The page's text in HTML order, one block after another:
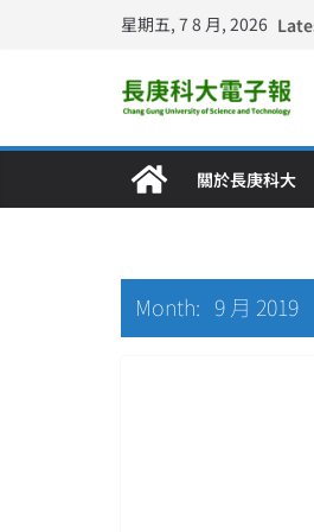
星期五, 7 8 月, 2026
關於長庚科大
Month: 9 月 2019